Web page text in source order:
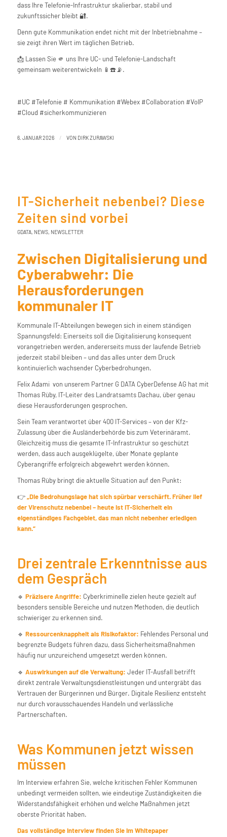
dass Ihre Telefonie-Infrastruktur skalierbar, stabil und
zukunftssicher bleibt 🔐.
Denn gute Kommunikation endet nicht mit der Inbetriebnahme –
sie zeigt ihren Wert im täglichen Betrieb.
📩 Lassen Sie 🫵 uns Ihre UC- und Telefonie-Landschaft
gemeinsam weiterentwickeln 📱 ☎️ 📡.
#UC #Telefonie # Kommunikation #Webex #Collaboration #VoIP
#Cloud #sicherkommunizieren
6. JANUAR 2026 / VON DIRK ZURAWSKI
IT-Sicherheit nebenbei? Diese
Zeiten sind vorbei
GDATA, NEWS, NEWSLETTER
Zwischen Digitalisierung und
Cyberabwehr: Die
Herausforderungen
kommunaler IT
Kommunale IT-Abteilungen bewegen sich in einem ständigen
Spannungsfeld: Einerseits soll die Digitalisierung konsequent
vorangetrieben werden, andererseits muss der laufende Betrieb
jederzeit stabil bleiben – und das alles unter dem Druck
kontinuierlich wachsender Cyberbedrohungen.
Felix Adami von unserem Partner G DATA CyberDefense AG hat mit
Thomas Rüby, IT-Leiter des Landratsamts Dachau, über genau
diese Herausforderungen gesprochen.
Sein Team verantwortet über 400 IT-Services – von der Kfz-
Zulassung über die Ausländerbehörde bis zum Veterinäramt.
Gleichzeitig muss die gesamte IT-Infrastruktur so geschützt
werden, dass auch ausgeklügelte, über Monate geplante
Cyberangriffe erfolgreich abgewehrt werden können.
Thomas Rüby bringt die aktuelle Situation auf den Punkt:
👉„Die Bedrohungslage hat sich spürbar verschärft. Früher lief
der Virenschutz nebenbei – heute ist IT-Sicherheit ein
eigenständiges Fachgebiet, das man nicht nebenher erledigen
kann.“
Drei zentrale Erkenntnisse aus
dem Gespräch
🔹 Präzisere Angriffe: Cyberkriminelle zielen heute gezielt auf
besonders sensible Bereiche und nutzen Methoden, die deutlich
schwieriger zu erkennen sind.
🔹 Ressourcenknappheit als Risikofaktor: Fehlendes Personal und
begrenzte Budgets führen dazu, dass Sicherheitsmaßnahmen
häufig nur unzureichend umgesetzt werden können.
🔹 Auswirkungen auf die Verwaltung: Jeder IT-Ausfall betrifft
direkt zentrale Verwaltungsdienstleistungen und untergräbt das
Vertrauen der Bürgerinnen und Bürger. Digitale Resilienz entsteht
nur durch vorausschauendes Handeln und verlässliche
Partnerschaften.
Was Kommunen jetzt wissen
müssen
Im Interview erfahren Sie, welche kritischen Fehler Kommunen
unbedingt vermeiden sollten, wie eindeutige Zuständigkeiten die
Widerstandsfähigkeit erhöhen und welche Maßnahmen jetzt
oberste Priorität haben.
Das vollständige Interview finden Sie im Whitepaper